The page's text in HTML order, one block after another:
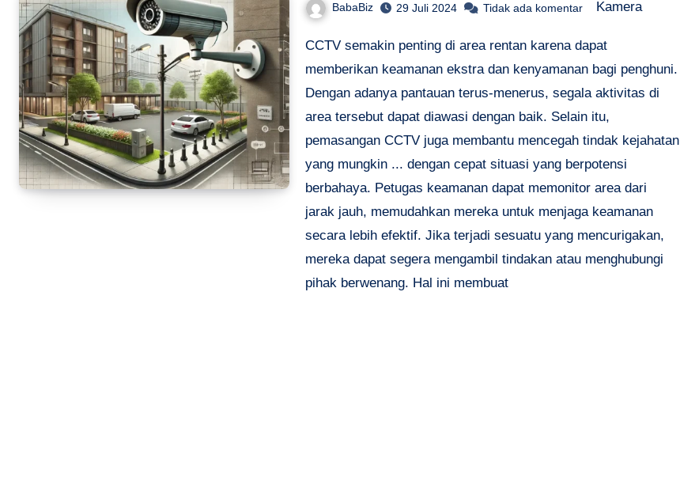
BabaBiz 29 Juli 2024 Tidak ada komentar Kamera
CCTV semakin penting di area rentan karena dapat
memberikan keamanan ekstra dan kenyamanan bagi penghuni.
Dengan adanya pantauan terus-menerus, segala aktivitas di
area tersebut dapat diawasi dengan baik. Selain itu,
pemasangan CCTV juga membantu mencegah tindak kejahatan
yang mungkin ... dengan cepat situasi yang berpotensi
berbahaya. Petugas keamanan dapat memonitor area dari
jarak jauh, memudahkan mereka untuk menjaga keamanan
secara lebih efektif. Jika terjadi sesuatu yang mencurigakan,
mereka dapat segera mengambil tindakan atau menghubungi
pihak berwenang. Hal ini membuat